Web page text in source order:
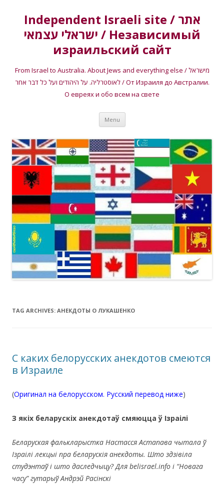
Independent Israeli site / אתר
ישראלי עצמאי / Независимый
израильский сайт
From Israel to Australia. About Jews and everything else / מישראל
לאוסטרליה. על היהודים ועל כל דבר אחר / От Израиля до Австралии.
О евреях и обо всем на свете
Menu Skip
content
TAG ARCHIVES: АНЕКДОТЫ О ЛУКАШЕНКО
С каких белорусских анекдотов смеются
в Израиле
(Оригинал на белорусском. Русский перевод ниже)
З якіх беларускіх анекдотаў смяюцца ў Ізраілі
Беларуская фалькларыстка Настасся Астапава чытала ў
Ізраілі лекцыі пра беларускія анекдоты. Што здзівіла
студэнтаў і што даследчыцу? Для belisrael.info i “Новага
часу” гутарыў Андрэй Расінскі